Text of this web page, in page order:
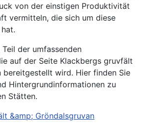
von der einstigen Produktivität
vermitteln, die sich um diese
der umfassenden
auf der Seite Klackbergs gruvfält
bereitgestellt wird. Hier finden Sie
Hintergrundinformationen zu
Stätten.
&amp; Gröndalsgruvan